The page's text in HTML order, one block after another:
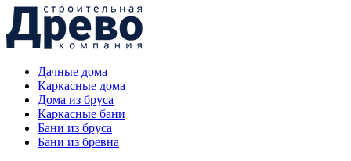
Дачные дома
Каркасные дома
Дома из бруса
Каркасные бани
Бани из бруса
Бани из бревна